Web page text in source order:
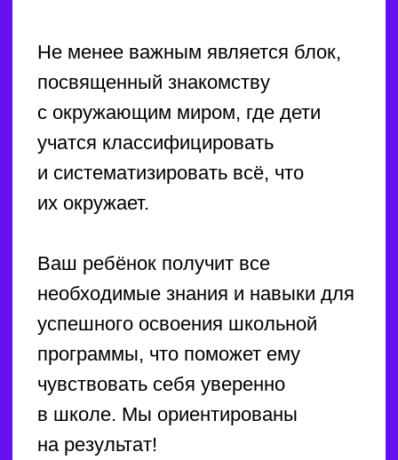
Логопед
С 4 лет
Занятия проводятся
в индивидуальном формате
и длятся 30 минут. Логопед
не только помогает «поставить»
звуки, но и активно работает над